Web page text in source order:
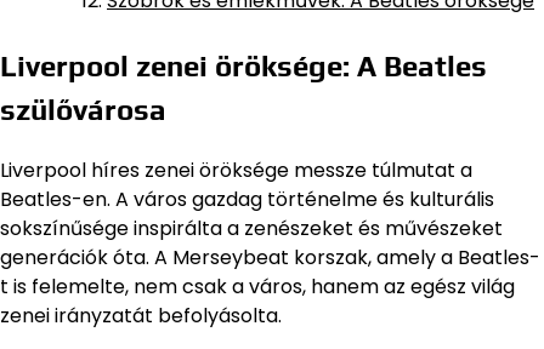
Liverpool zenei öröksége: A Beatles
szülővárosa
Liverpool híres zenei öröksége messze túlmutat a
Beatles-en. A város gazdag történelme és kulturális
sokszínűsége inspirálta a zenészeket és művészeket
generációk óta. A Merseybeat korszak, amely a Beatles-
t is felemelte, nem csak a város, hanem az egész világ
zenei irányzatát befolyásolta.